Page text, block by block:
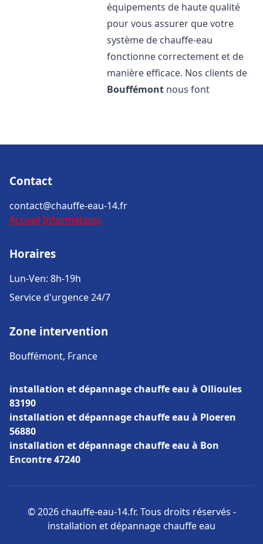
équipements de haute qualité
pour vous assurer que votre
système de chauffe-eau
fonctionne correctement et de
manière efficace. Nos clients de
Bouffémont nous font
Contact
contact@chauffe-eau-14.fr
Accueil Informations
Horaires
Lun-Ven: 8h-19h
Service d'urgence 24/7
Zone intervention
Bouffémont, France
installation et dépannage chauffe eau à Ollioules
83190
installation et dépannage chauffe eau à Ploeren
56880
installation et dépannage chauffe eau à Bon
Encontre 47240
© 2026 chauffe-eau-14.fr. Tous droits réservés -
installation et dépannage chauffe eau